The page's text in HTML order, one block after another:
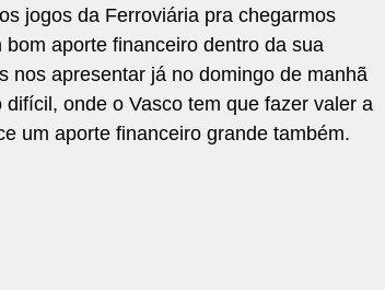
jogos da Ferroviária pra chegarmos
aporte financeiro dentro da sua
nos apresentar já no domingo de manhã
onde o Vasco tem que fazer valer a
um aporte financeiro grande também.